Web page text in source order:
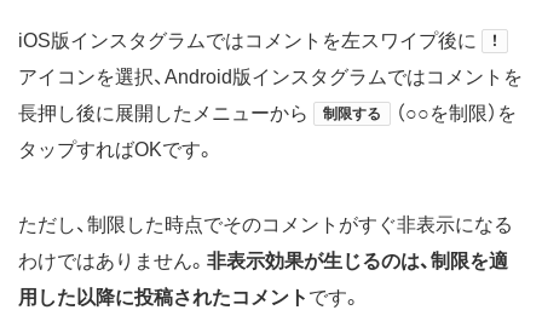
iOS版インスタグラムではコメントを左スワイプ後に ！
アイコンを選択、Android版インスタグラムではコメントを
長押し後に展開したメニューから
制限する
（○○を制限）を
タップすればOKです。
ただし、制限した時点でそのコメントがすぐ非表示になる
わけではありません。 非表示効果が生じるのは、制限を適
用した以降に投稿されたコメント です。